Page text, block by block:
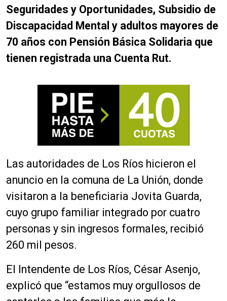
Seguridades y Oportunidades, Subsidio de
Discapacidad Mental y adultos mayores de
70 años con Pensión Básica Solidaria que
tienen registrada una Cuenta Rut.
Las autoridades de Los Ríos hicieron el
anuncio en la comuna de La Unión, donde
visitaron a la beneficiaria Jovita Guarda,
cuyo grupo familiar integrado por cuatro
personas y sin ingresos formales, recibió
260 mil pesos.
El Intendente de Los Ríos, César Asenjo,
explicó que “estamos muy orgullosos de